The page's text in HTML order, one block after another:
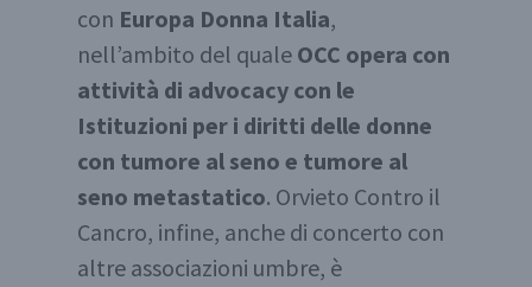
con Europa Donna Italia,
nell’ambito del quale OCC opera con
attività di advocacy con le
Istituzioni per i diritti delle donne
con tumore al seno e tumore al
seno metastatico. Orvieto Contro il
Cancro, infine, anche di concerto con
altre associazioni umbre, è